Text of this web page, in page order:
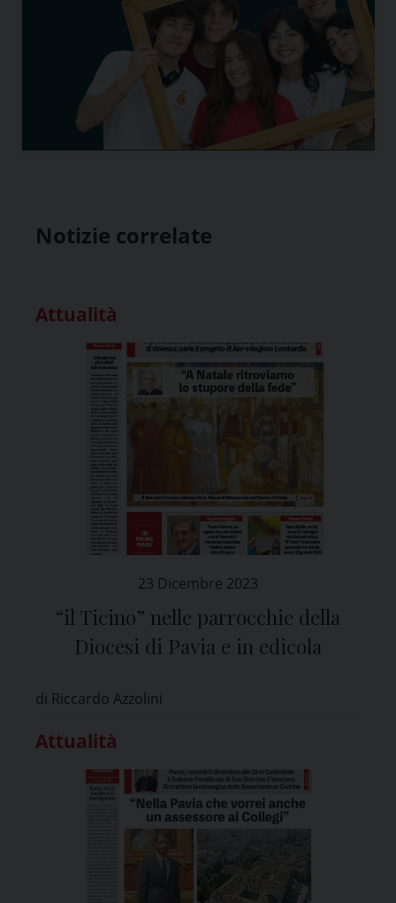
Notizie correlate
Attualità
23 Dicembre 2023
“il Ticino” nelle parrocchie della
Diocesi di Pavia e in edicola
di Riccardo Azzolini
Attualità